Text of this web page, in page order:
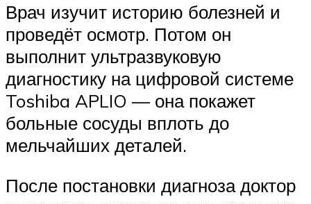
Врач изучит историю болезней и
проведёт осмотр. Потом он
выполнит ультразвуковую
диагностику на цифровой системе
Toshiba APLIO — она покажет
больные сосуды вплоть до
мельчайших деталей.
После постановки диагноза доктор